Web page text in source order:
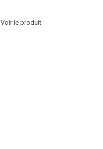
Voir le produit